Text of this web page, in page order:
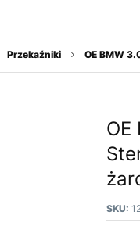
Przekaźniki OE BMW
OE
SKU: